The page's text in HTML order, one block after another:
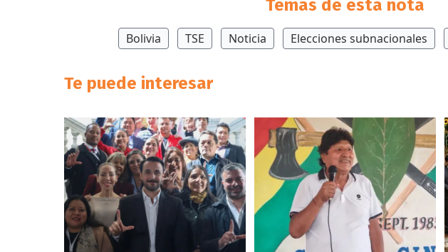
Temas de esta nota
Bolivia TSE Noticia Elecciones subnacionales
Te puede interesar